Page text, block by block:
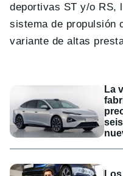
deportivas ST y/o RS,
sistema de propulsión
variante de altas
La